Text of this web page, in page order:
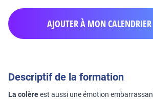
AJOUTER À MON CALENDRIER
Descriptif de la formation
La colèreest aussi une émotion